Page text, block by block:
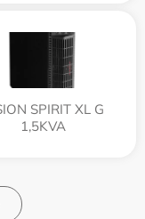
SPIRIT XL G
1,5KVA